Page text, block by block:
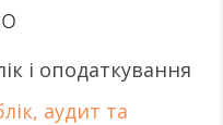
і оподаткування
аудит та